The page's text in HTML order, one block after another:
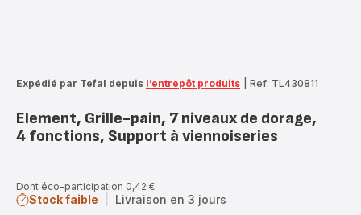
Expédié par Tefal depuis l’entrepôt produits Ref: TL430811
Element, Grille-pain, 7 niveaux de dorage,
4 fonctions, Support à viennoiseries
Dont éco-participation 0,42 €
Stock faible Livraison en 3 jours